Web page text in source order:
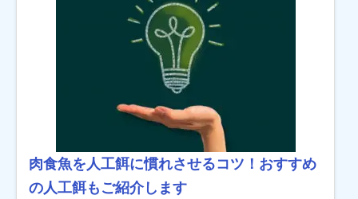
肉食魚を人工餌に慣れさせるコツ！おすすめ
の人工餌もご紹介します